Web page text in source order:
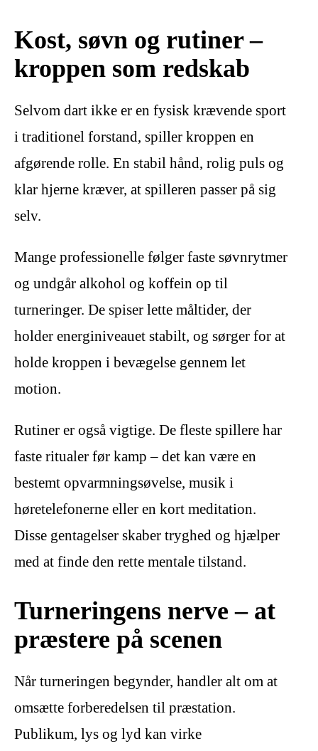
Kost, søvn og rutiner –
kroppen som redskab
Selvom dart ikke er en fysisk krævende sport
i traditionel forstand, spiller kroppen en
afgørende rolle. En stabil hånd, rolig puls og
klar hjerne kræver, at spilleren passer på sig
selv.
Mange professionelle følger faste søvnrytmer
og undgår alkohol og koffein op til
turneringer. De spiser lette måltider, der
holder energiniveauet stabilt, og sørger for at
holde kroppen i bevægelse gennem let
motion.
Rutiner er også vigtige. De fleste spillere har
faste ritualer før kamp – det kan være en
bestemt opvarmningsøvelse, musik i
høretelefonerne eller en kort meditation.
Disse gentagelser skaber tryghed og hjælper
med at finde den rette mentale tilstand.
Turneringens nerve – at
præstere på scenen
Når turneringen begynder, handler alt om at
omsætte forberedelsen til præstation.
Publikum, lys og lyd kan virke